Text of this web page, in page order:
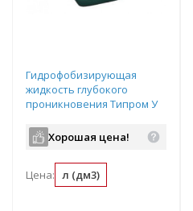
Гидрофобизирующая
жидкость глубокого
проникновения Типром У
Хорошая цена!
Цена: л (дм3)